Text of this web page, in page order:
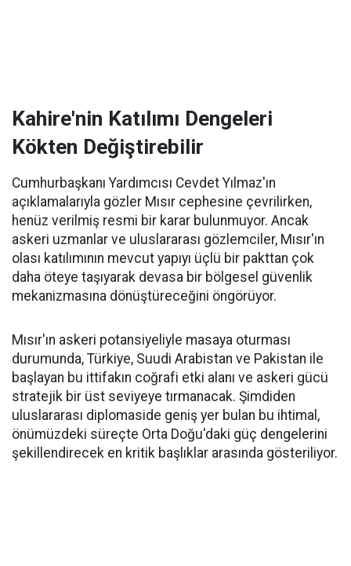
Kahire'nin Katılımı Dengeleri
Kökten Değiştirebilir
Cumhurbaşkanı Yardımcısı Cevdet Yılmaz'ın
açıklamalarıyla gözler Mısır cephesine çevrilirken,
henüz verilmiş resmi bir karar bulunmuyor. Ancak
askeri uzmanlar ve uluslararası gözlemciler, Mısır'ın
olası katılımının mevcut yapıyı üçlü bir pakttan çok
daha öteye taşıyarak devasa bir bölgesel güvenlik
mekanizmasına dönüştüreceğini öngörüyor.
Mısır'ın askeri potansiyeliyle masaya oturması
durumunda, Türkiye, Suudi Arabistan ve Pakistan ile
başlayan bu ittifakın coğrafi etki alanı ve askeri gücü
stratejik bir üst seviyeye tırmanacak. Şimdiden
uluslararası diplomaside geniş yer bulan bu ihtimal,
önümüzdeki süreçte Orta Doğu'daki güç dengelerini
şekillendirecek en kritik başlıklar arasında gösteriliyor.